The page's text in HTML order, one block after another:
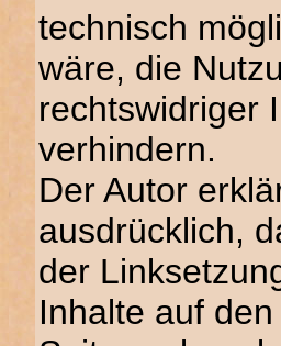
technisch
wäre, die
rechtswidriger
verhindern.
Der Autor
ausdrücklich,
der
Inhalte auf